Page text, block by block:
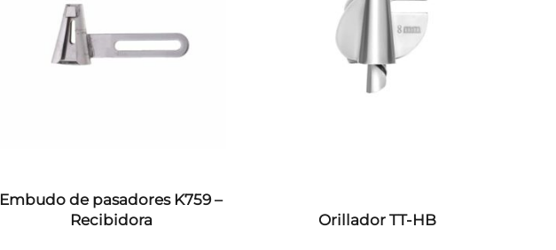
Embudo de pasadores K759 –
Recibidora
Orillador TT-HB